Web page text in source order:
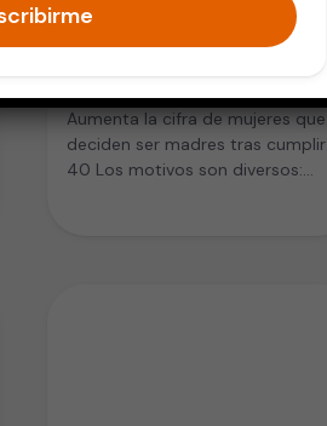
Salud de la Mujer
40
Aumenta la cifra de mujeres que
deciden ser madres tras cumplir
40 Los motivos son diversos: